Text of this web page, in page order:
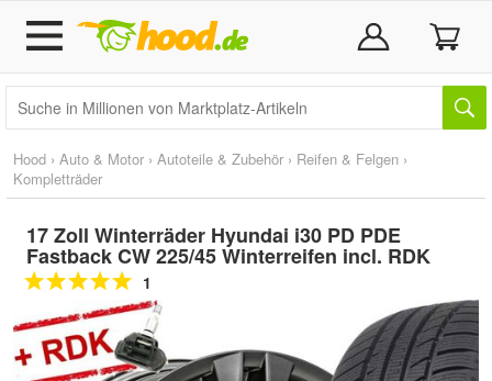
Hood › Auto & Motor › Autoteile & Zubehör › Reifen & Felgen ›
Kompletträder
17 Zoll Winterräder Hyundai i30 PD PDE
Fastback CW 225/45 Winterreifen incl. RDK
1